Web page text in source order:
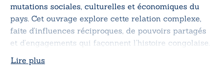
mutations sociales, culturelles et économiques du
pays. Cet ouvrage explore cette relation complexe,
faite d’influences réciproques, de pouvoirs partagés
et d’engagements qui façonnent l’histoire congolaise.
Lire plus